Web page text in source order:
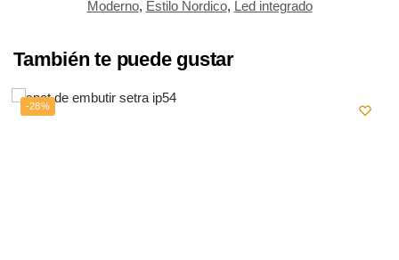
Moderno, Estilo Nordico, Led integrado
También te puede gustar
-28%